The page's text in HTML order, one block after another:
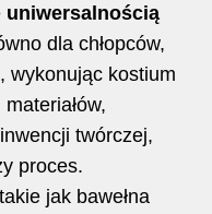
uniwersalnością
dla chłopców,
wykonując kostium
twórczej,
proces.
jak bawełna